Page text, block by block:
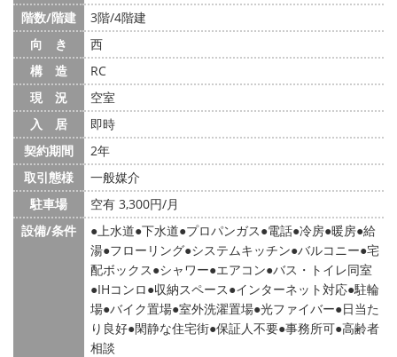
階数/階建
3階/4階建
向 き
西
構 造
RC
現 況
空室
入 居
即時
契約期間
2年
取引態様
一般媒介
駐車場
空有 3,300円/月
設備/条件
上水道 下水道 プロパンガス 電話 冷房 暖房 給
湯 フローリング システムキッチン バルコニー 宅
配ボックス シャワー エアコン バス・トイレ同室
IHコンロ 収納スペース インターネット対応 駐輪
場 バイク置場 室外洗濯置場 光ファイバー 日当た
り良好 閑静な住宅街 保証人不要 事務所可 高齢者
相談